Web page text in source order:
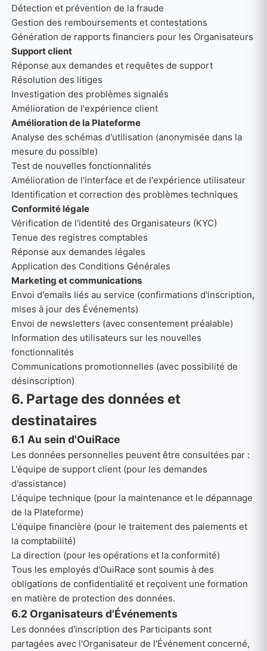
Détection et prévention de la fraude
Gestion des remboursements et contestations
Génération de rapports financiers pour les Organisateurs
Support client
Réponse aux demandes et requêtes de support
Résolution des litiges
Investigation des problèmes signalés
Amélioration de l'expérience client
Amélioration de la Plateforme
Analyse des schémas d'utilisation (anonymisée dans la
mesure du possible)
Test de nouvelles fonctionnalités
Amélioration de l'interface et de l'expérience utilisateur
Identification et correction des problèmes techniques
Conformité légale
Vérification de l'identité des Organisateurs (KYC)
Tenue des registres comptables
Réponse aux demandes légales
Application des Conditions Générales
Marketing et communications
Envoi d'emails liés au service (confirmations d'inscription,
mises à jour des Événements)
Envoi de newsletters (avec consentement préalable)
Information des utilisateurs sur les nouvelles
fonctionnalités
Communications promotionnelles (avec possibilité de
désinscription)
6. Partage des données et
destinataires
6.1 Au sein d'OuiRace
Les données personnelles peuvent être consultées par :
L'équipe de support client (pour les demandes
d'assistance)
L'équipe technique (pour la maintenance et le dépannage
de la Plateforme)
L'équipe financière (pour le traitement des paiements et
la comptabilité)
La direction (pour les opérations et la conformité)
Tous les employés d'OuiRace sont soumis à des
obligations de confidentialité et reçoivent une formation
en matière de protection des données.
6.2 Organisateurs d'Événements
Les données d'inscription des Participants sont
partagées avec l'Organisateur de l'Événement concerné,